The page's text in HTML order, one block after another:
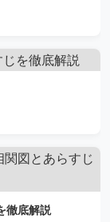
徹底解説